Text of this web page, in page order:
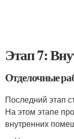
Этап 7:
Отделочные
Последний этап
На этом этапе
внутренних